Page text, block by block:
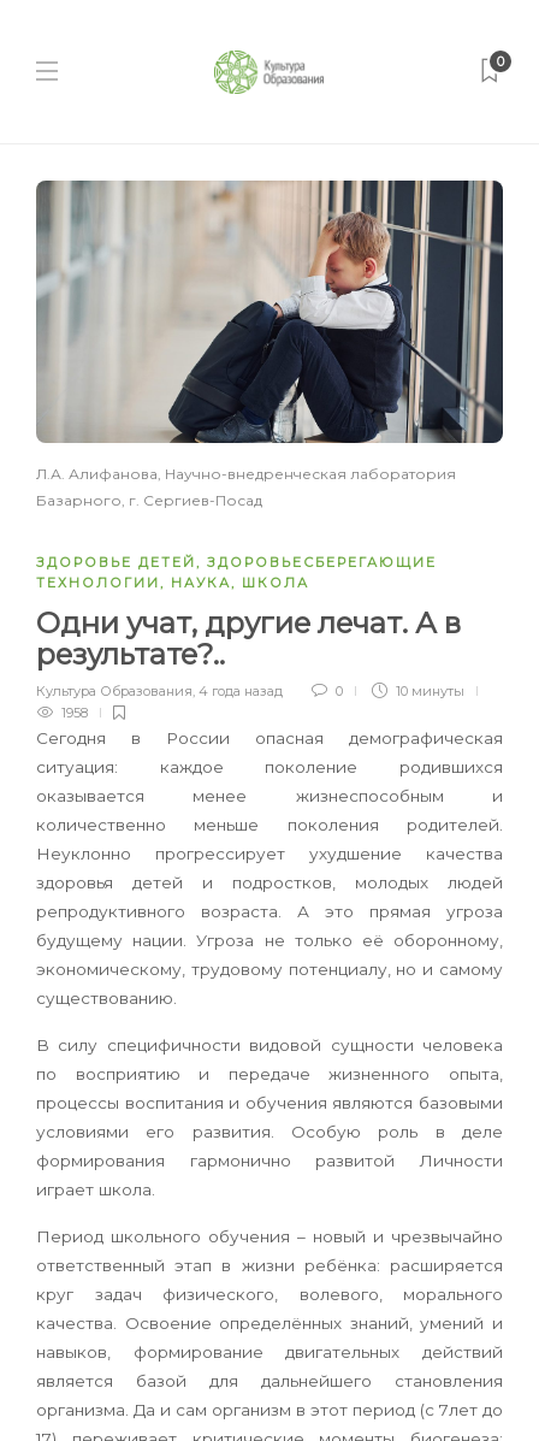
0
Л.А. Алифанова, Научно-внедренческая лаборатория
Базарного, г. Сергиев-Посад
ЗДОРОВЬЕ ДЕТЕЙ, ЗДОРОВЬЕСБЕРЕГАЮЩИЕ
ТЕХНОЛОГИИ, НАУКА, ШКОЛА
Одни учат, другие лечат. А в
результате?..
Культура Образования, 4 года назад 0
10 минуты
1958
Сегодня в России опасная демографическая
ситуация: каждое поколение родившихся
оказывается менее жизнеспособным и
количественно меньше поколения родителей.
Неуклонно прогрессирует ухудшение качества
здоровья детей и подростков, молодых людей
репродуктивного возраста. А это прямая угроза
будущему нации. Угроза не только её оборонному,
экономическому, трудовому потенциалу, но и самому
существованию.
В силу специфичности видовой сущности человека
по восприятию и передаче жизненного опыта,
процессы воспитания и обучения являются базовыми
условиями его развития. Особую роль в деле
формирования гармонично развитой Личности
играет школа.
Период школьного обучения – новый и чрезвычайно
ответственный этап в жизни ребёнка: расширяется
круг задач физического, волевого, морального
качества. Освоение определённых знаний, умений и
навыков, формирование двигательных действий
является базой для дальнейшего становления
организма. Да и сам организм в этот период (с 7лет до